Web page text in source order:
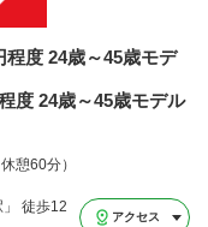
程度 24歳～45歳モデ
度 24歳～45歳モデル
憩60分）
」 徒歩12
アクセス